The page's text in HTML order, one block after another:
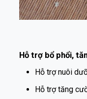
Hỗ trợ bổ phổi,
Hỗ trợ nuôi
Hỗ trợ tăng